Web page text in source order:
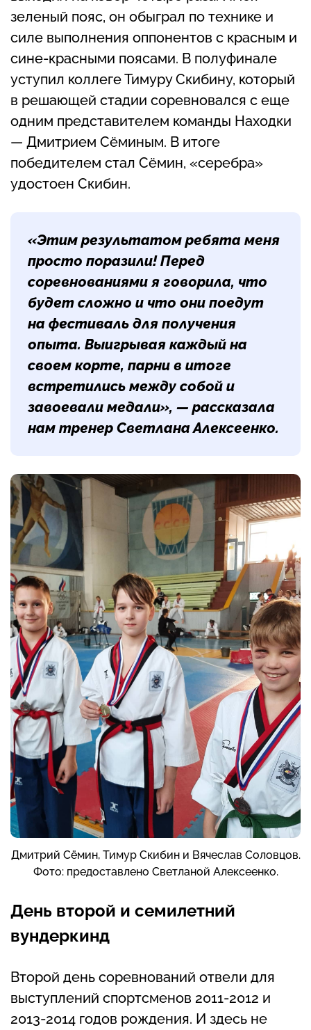
зеленый пояс, он обыграл по технике и
силе выполнения оппонентов с красным и
сине-красными поясами. В полуфинале
уступил коллеге Тимуру Скибину, который
в решающей стадии соревновался с еще
одним представителем команды Находки
— Дмитрием Сёминым. В итоге
победителем стал Сёмин, «серебра»
удостоен Скибин.
«Этим результатом ребята меня
просто поразили! Перед
соревнованиями я говорила, что
будет сложно и что они поедут
на фестиваль для получения
опыта. Выигрывая каждый на
своем корте, парни в итоге
встретились между собой и
завоевали медали», — рассказала
нам тренер Светлана Алексеенко.
Дмитрий Сёмин, Тимур Скибин и Вячеслав Соловцов.
Фото: предоставлено Светланой Алексеенко.
День второй и семилетний
вундеркинд
Второй день соревнований отвели для
выступлений спортсменов 2011-2012 и
2013-2014 годов рождения. И здесь не